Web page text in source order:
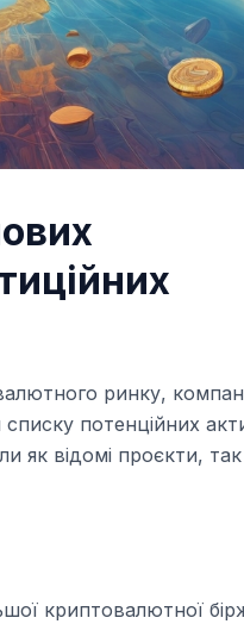
ринку,
потенційних
як відомі проєкти, так
криптовалютної